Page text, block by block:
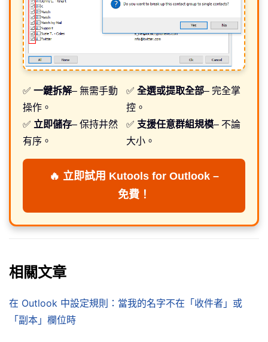
✅ 一鍵拆解– 無需手動
操作。
✅ 立即儲存– 保持井然
有序。
✅ 全選或提取全部– 完全掌
控。
✅ 支援任意群組規模– 不論
大小。
🔥 立即試用 Kutools for Outlook –
免費！
相關文章
在 Outlook 中設定規則：當我的名字不在「收件者」或
「副本」欄位時